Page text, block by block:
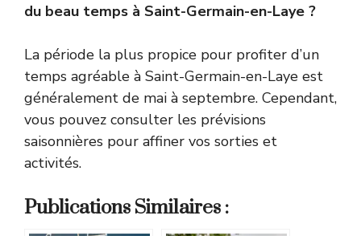
du beau temps à Saint-Germain-en-Laye ?
La période la plus propice pour profiter d’un
temps agréable à Saint-Germain-en-Laye est
généralement de mai à septembre. Cependant,
vous pouvez consulter les prévisions
saisonnières pour affiner vos sorties et
activités.
Publications Similaires :